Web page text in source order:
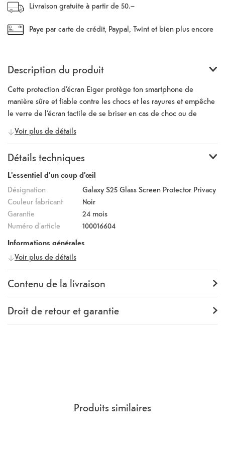
Livraison gratuite à partir de 50.–
Paye par carte de crédit, Paypal, Twint et bien plus encore
Description du produit
Cette protection d'écran Eiger protège ton smartphone de
manière sûre et fiable contre les chocs et les rayures et empêche
le verre de l'écran tactile de se briser en cas de choc ou de
chute. Le verre protège l'ensemble de ton écran jusqu'au bord et
s'adapte exactement à ton Samsung Galaxy S25. Inclus dans
installer le film de protection sans poussière. Le protecteur
d'écran de confidentialité protège non seulement l'écran des
influences extérieures, mais aussi le contenu de t'écran des
regards indiscrets : cela est possible grâce à des lamelles
parallèles incorporées dans le verre, qui limitent l'angle de
vision de l'écran.
Voir plus de détails
Détails techniques
L'essentiel d'un coup d'œil
Désignation
Galaxy S25 Glass Screen Protector Privacy
Couleur fabricant
Noir
Garantie
24 mois
Numéro d'article
100016604
Informations générales
Fabricant
Numéro fabricant
498897
Voir plus de détails
Contenu de la livraison
Contenu de la livraison
Verre de protection, Kit de
Droit de retour et garantie
Garantie
24 mois
Produits similaires